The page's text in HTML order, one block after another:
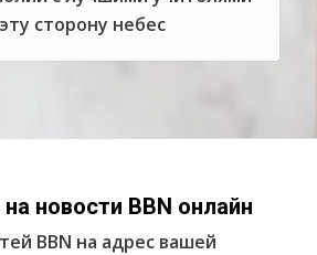
сторону небес
новости BBN онлайн
BBN на адрес вашей